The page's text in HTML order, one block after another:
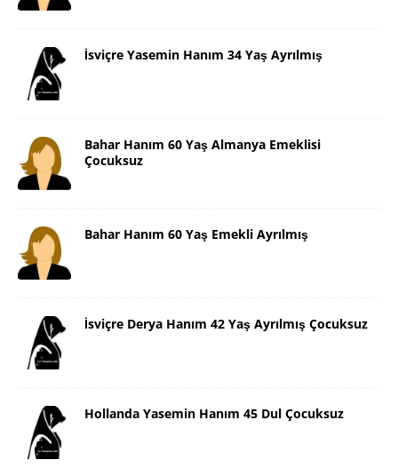
İsviçre Yasemin Hanım 34 Yaş Ayrılmış
Bahar Hanım 60 Yaş Almanya Emeklisi
Çocuksuz
Bahar Hanım 60 Yaş Emekli Ayrılmış
İsviçre Derya Hanım 42 Yaş Ayrılmış Çocuksuz
Hollanda Yasemin Hanım 45 Dul Çocuksuz